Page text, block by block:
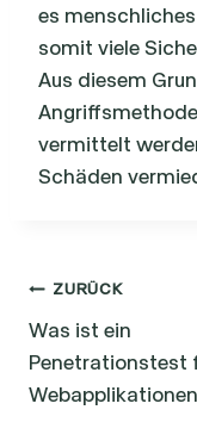
es
somit viele
Aus diesem
vermittelt
Schäden
ZURÜCK
Was ist ein
Penetrationstest